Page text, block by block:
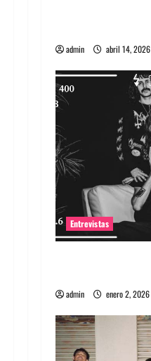
admin abril 14, 2026
Entrevistas
admin enero 2, 2026